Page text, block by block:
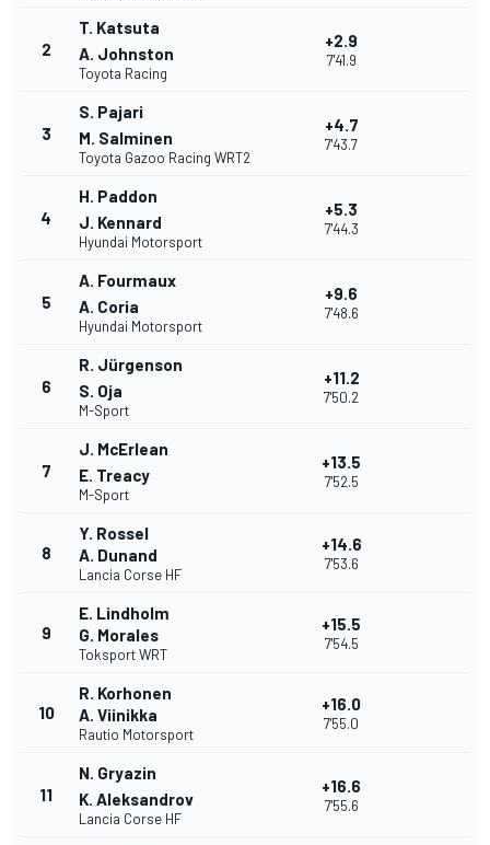
2
T. Katsuta
A. Johnston
Toyota Racing
+2.9
7'41.9
3
S. Pajari
M. Salminen
Toyota Gazoo Racing WRT2
+4.7
7'43.7
4
H. Paddon
J. Kennard
Hyundai Motorsport
+5.3
7'44.3
5
A. Fourmaux
A. Coria
Hyundai Motorsport
+9.6
7'48.6
6
R. Jürgenson
S. Oja
M-Sport
+11.2
7'50.2
7
J. McErlean
E. Treacy
M-Sport
+13.5
7'52.5
8
Y. Rossel
A. Dunand
Lancia Corse HF
+14.6
7'53.6
9
E. Lindholm
G. Morales
Toksport WRT
+15.5
7'54.5
10
R. Korhonen
A. Viinikka
Rautio Motorsport
+16.0
7'55.0
11
N. Gryazin
K. Aleksandrov
Lancia Corse HF
+16.6
7'55.6